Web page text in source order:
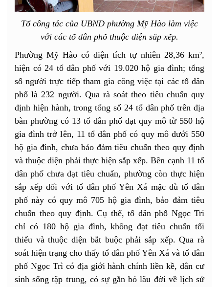
Tổ công tác của UBND phường Mỹ Hào làm việc
với các tổ dân phố thuộc diện sắp xếp.
Phường Mỹ Hào có diện tích tự nhiên 28,36 km²,
hiện có 24 tổ dân phố với 19.020 hộ gia đình; tổng
số người trực tiếp tham gia công việc tại các tổ dân
phố là 232 người. Qua rà soát theo tiêu chuẩn quy
định hiện hành, trong tổng số 24 tổ dân phố trên địa
bàn phường có 13 tổ dân phố đạt quy mô từ 550 hộ
gia đình trở lên, 11 tổ dân phố có quy mô dưới 550
hộ gia đình, chưa bảo đảm tiêu chuẩn theo quy định
và thuộc diện phải thực hiện sắp xếp. Bên cạnh 11 tổ
dân phố chưa đạt tiêu chuẩn, phường còn thực hiện
sắp xếp đối với tổ dân phố Yên Xá mặc dù tổ dân
phố này có quy mô 705 hộ gia đình, bảo đảm tiêu
chuẩn theo quy định. Cụ thể, tổ dân phố Ngọc Trì
chỉ có 180 hộ gia đình, không đạt tiêu chuẩn tối
thiểu và thuộc diện bắt buộc phải sắp xếp. Qua rà
soát hiện trạng cho thấy tổ dân phố Yên Xá và tổ dân
phố Ngọc Trì có địa giới hành chính liền kề, dân cư
sinh sống tập trung, có sự gắn bó lâu đời về lịch sử